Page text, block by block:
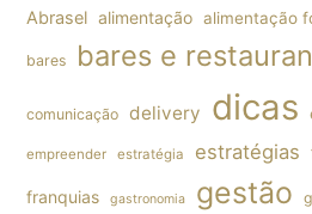
Abrasel alimentação alimentação
bares bares e
comunicação delivery dicas
empreender estratégia estratégias
franquias gastronomia gestão